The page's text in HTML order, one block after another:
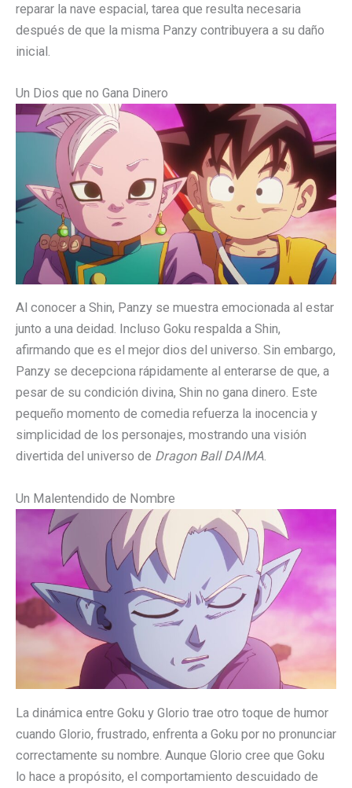
reparar la nave espacial, tarea que resulta necesaria
después de que la misma Panzy contribuyera a su daño
inicial.
Un Dios que no Gana Dinero
Al conocer a Shin, Panzy se muestra emocionada al estar
junto a una deidad. Incluso Goku respalda a Shin,
afirmando que es el mejor dios del universo. Sin embargo,
Panzy se decepciona rápidamente al enterarse de que, a
pesar de su condición divina, Shin no gana dinero. Este
pequeño momento de comedia refuerza la inocencia y
simplicidad de los personajes, mostrando una visión
divertida del universo de Dragon Ball DAIMA.
Un Malentendido de Nombre
La dinámica entre Goku y Glorio trae otro toque de humor
cuando Glorio, frustrado, enfrenta a Goku por no pronunciar
correctamente su nombre. Aunque Glorio cree que Goku
lo hace a propósito, el comportamiento descuidado de